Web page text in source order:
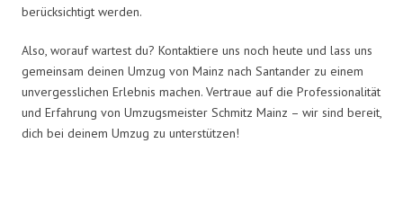
berücksichtigt werden.
Also, worauf wartest du? Kontaktiere uns noch heute und lass uns
gemeinsam deinen Umzug von Mainz nach Santander zu einem
unvergesslichen Erlebnis machen. Vertraue auf die Professionalität
und Erfahrung von Umzugsmeister Schmitz Mainz – wir sind bereit,
dich bei deinem Umzug zu unterstützen!